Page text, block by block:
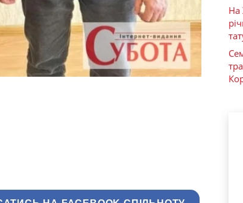
На